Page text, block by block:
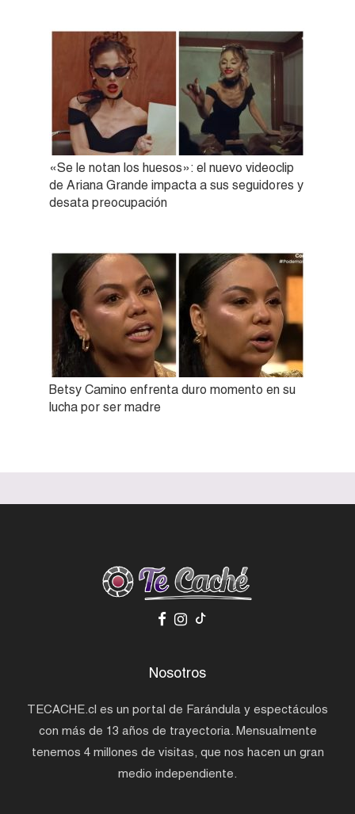
«Se le notan los huesos»: el nuevo videoclip
de Ariana Grande impacta a sus seguidores y
desata preocupación
Betsy Camino enfrenta duro momento en su
lucha por ser madre
Nosotros
TECACHE.cl es un portal de Farándula y espectáculos
con más de 13 años de trayectoria. Mensualmente
tenemos 4 millones de visitas, que nos hacen un gran
medio independiente.